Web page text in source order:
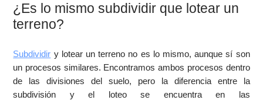
¿Es lo mismo subdividir que lotear un
terreno?
Subdividir y lotear un terreno no es lo mismo, aunque sí son
un procesos similares. Encontramos ambos procesos dentro
de las divisiones del suelo, pero la diferencia entre la
subdivisión y el loteo se encuentra en las